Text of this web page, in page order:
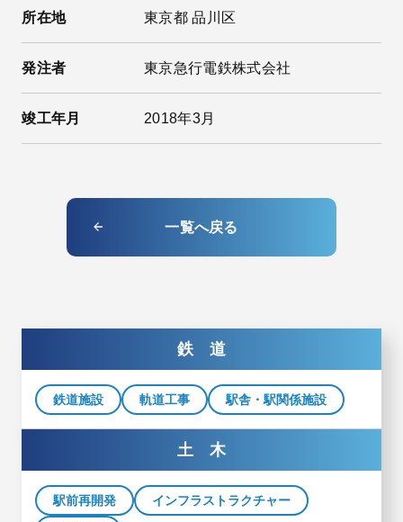
所在地 東京都 品川区
発注者 東京急行電鉄株式会社
竣工年月 2018年3月
一覧へ戻る
鉄 道
鉄道施設 軌道工事 駅舎・駅関係施設
土 木
駅前再開発 インフラストラクチャー